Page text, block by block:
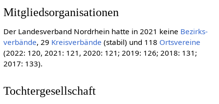
Mitgliedsorganisationen
Der Landesverband Nordrhein hatte in 2021 keine Be­zirks­
ver­bän­de, 29 Kreis­verbände (stabil) und 118 Ortsvereine
(2022: 120, 2021: 121, 2020: 121; 2019: 126; 2018: 131;
2017: 133).
Tochtergesellschaft